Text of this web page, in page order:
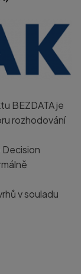
BEZDATA je
rozhodování
v souladu